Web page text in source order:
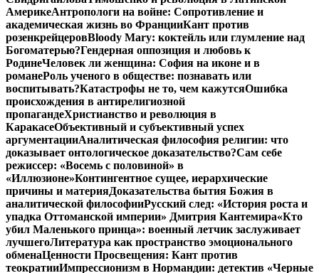
АмерикеАнтропологи на войне: Сопротивление и
академическая жизнь во ФранцииКант против
розенкрейцеровBloody Mary: коктейль или глумление над
Богоматерью?Гендерная оппозиция и любовь к
РодинеЧеловек ли женщина: София на иконе и в
романеРоль ученого в обществе: познавать или
воспитывать?Катастрофы не то, чем кажутсяОшибка
происхождения в антирелигиозной
пропагандеХристианство и революция в
КаракасеОбъективный и субъективный успех
аргументацииАналитическая философия религии: что
доказывает онтологическое доказательство?Сам себе
режиссер: «Восемь с половиной» в
«Иллюзионе»Контингентное сущее, иерархические
причины и материяДоказательства бытия Божия в
аналитической философииРусский след: «История роста и
упадка Оттоманской империи» Дмитрия Кантемира«Кто
убил Маленького принца»: военный летчик заслуживает
лучшегоЛитература как пространство эмоционального
обменаЦенности Просвещения: Кант против
теократииИмпрессионизм в Нормандии: детектив «Черные